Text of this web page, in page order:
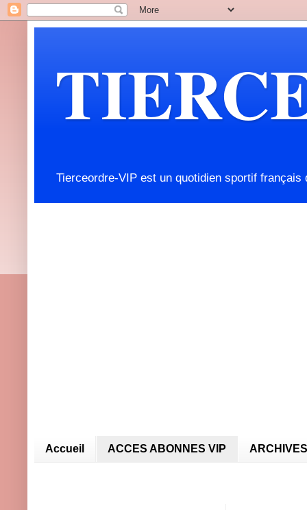
Tierceordre-VIP est un quotidien sportif
Accueil ACCES ABONNES VIP